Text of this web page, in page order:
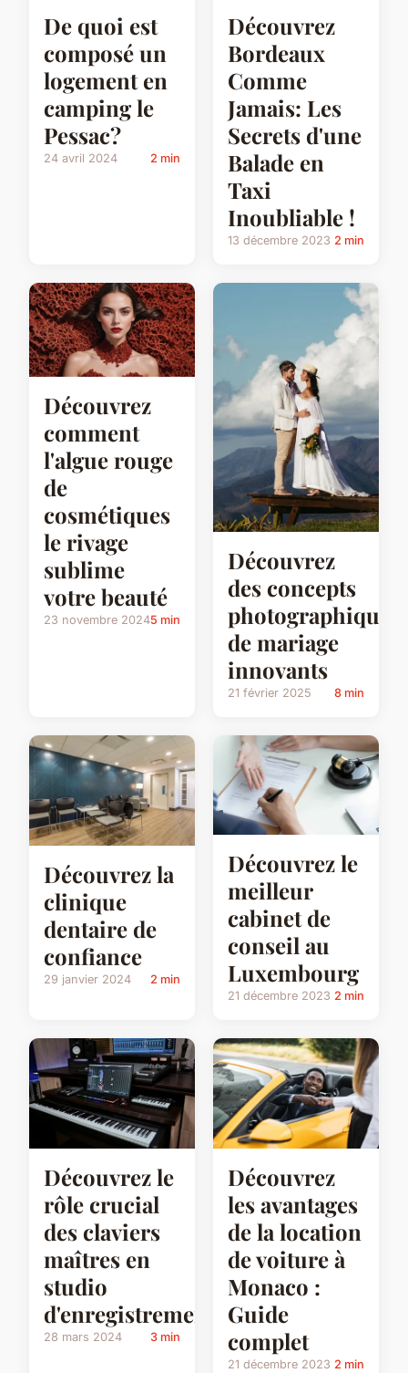
De quoi est
composé un
logement en
camping le
Pessac?
24 avril 2024 2 min
Découvrez
Bordeaux
Comme
Jamais: Les
Secrets d'une
Balade en
Taxi
Inoubliable !
13 décembre 2023 2 min
Découvrez
comment
l'algue rouge
de
cosmétiques
le rivage
sublime
votre beauté
23 novembre 20245 min
Découvrez
des concepts
photographiques
de mariage
innovants
21 février 2025 8 min
Découvrez la
clinique
dentaire de
confiance
29 janvier 2024 2 min
Découvrez le
meilleur
cabinet de
conseil au
Luxembourg
21 décembre 2023 2 min
Découvrez le
rôle crucial
des claviers
maîtres en
studio
d'enregistrement
28 mars 2024 3 min
Découvrez
les avantages
de la location
de voiture à
Monaco :
Guide
complet
21 décembre 2023 2 min